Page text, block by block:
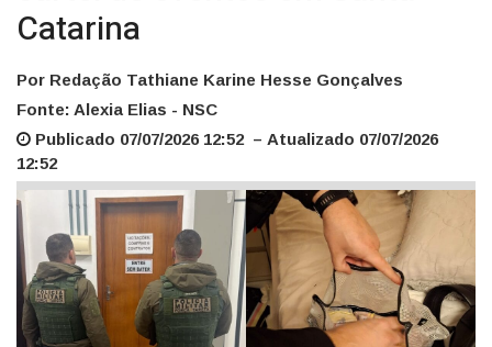
Catarina
Por Redação Tathiane Karine Hesse Gonçalves
Fonte: Alexia Elias - NSC
Publicado 07/07/2026 12:52 – Atualizado 07/07/2026
12:52